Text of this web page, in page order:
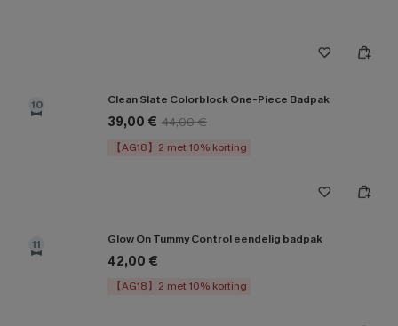
10 Clean Slate Colorblock One-Piece Badpak
39,00 € 44,00 €
【AG18】2 met 10% korting
11 Glow On Tummy Control eendelig badpak
42,00 €
【AG18】2 met 10% korting